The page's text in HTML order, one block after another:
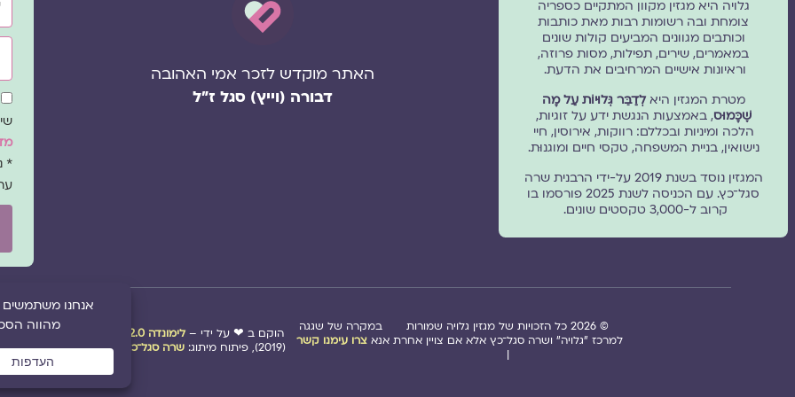
גלויה היא מגזין מקוון המתקיים כספריה
צומחת ובה רשומות רבות מאת כותבות
וכותבים מגוונים המביעים קולות שונים
במאמרים, שירים, תפילות, מסות פרוזה,
וראיונות אישיים המרחיבים את הדעת.
מטרת המגזין היאלְדַבֵּר גְּלוּיוֹת עַל מָה
שֶׁכָּמוּס, באמצעות הנגשת ידע על זוגיות,
הלכה ומיניות ובכללם: רווקות, אירוסין, חיי
נישואין, בניית המשפחה, טקסי חיים ומוגנוּת.
המגזין נוסד בשנת 2019 על-ידי הרבנית שרה
סגל־כץ. עם הכניסה לשנת 2025 פורסמו בו
קרוב ל-3,000 טקסטים שונים.
האתר מוקדש לזכר אמי האהובה
דבורה (וייץ) סגל ז"ל
*
© 2026 כל הזכויות של מגזין גלויה שמורות
למרכז "גלויה" ושרה סגל־כץ אלא אם צויין אחרת
|
במקרה של שגגה
אנאצרו עימנו קשר הוקם ב ❤ על ידי – לימונדה 2.0
סטודיו נופר
(2019), פיתוח מיתוג:
שרה סגל־כץ לימונדה 2.0 (2020-2026)